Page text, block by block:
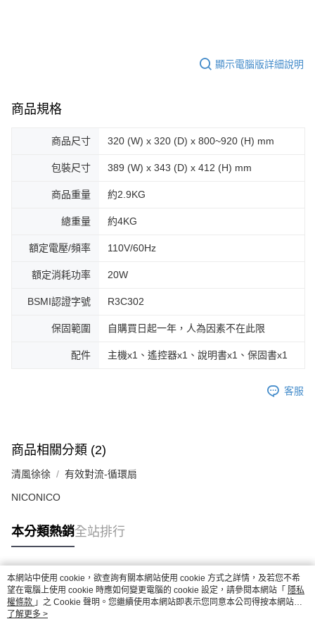
顯示電腦版詳細說明
商品規格
商品尺寸 320 (W) x 320 (D) x 800~920 (H) mm
包裝尺寸 389 (W) x 343 (D) x 412 (H) mm
商品重量 約2.9KG
總重量 約4KG
額定電壓/頻率 110V/60Hz
額定消耗功率 20W
BSMI認證字號 R3C302
保固範圍 自購買日起一年，人為因素不在此限
配件 主機x1、遙控器x1、說明書x1、保固書x1
客服
商品相關分類 (2)
清風徐徐 有效對流-循環扇
NICONICO
本分類熱銷全站排行
熱門標籤
本網站中使用 cookie，欲查詢有關本網站使用 cookie 方式之詳情，及若您不希
望在電腦上使用 cookie 時應如何變更電腦的 cookie 設定，請參閱本網站「 隱私
權條款 」之 Cookie 聲明。您繼續使用本網站即表示您同意本公司得按本網站使
用條款之 Cookie 聲明使用 cookie。
了解更多 >